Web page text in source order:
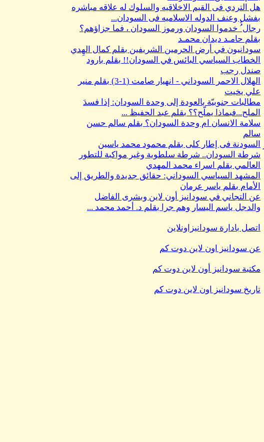
هل التردي فى القيم الاخلاقيه والسلوك له علاقه مباشره
بفشل وعنف الدوله الاسلاميه فى السودان...
رجال ُُ خدموا السودان ورموز السودان ، فما جزاؤهم؟
بقلم حامـد ديدان محمـد
سودانيون في أرض الحرمين الشريفين بقلم كمال الهِدي
الخطاب السياسي البائس في السودان!! بقلم بارود
صندل رجب
الهلال الاحمر السوداني - انهيار صامت (1-3) بقلم منير
علي يخيت
مطالبات جنوبيّة بالعودة إلى وحدة السودان: إذا فسدَ
الملح...فبماذا يملّح؟؟ بقلم عبد الحفيظ ...
سلامة الانسان ام وحدة السودان؟ بقلم سالم حسن
سالم
السودنة فى إطار كلى بقلم محمود محمد ياسين
شرطة السودان.. شرطة سلطوية وغير مواكبة للتطور
العالمي بقلم اسراء محمد المهدي
المشهد السياسي السوداني: حقائق جديدة والطريق إلى
الأمام بقلم ياسر عرمان
عن التجاني في سودانيز أون لاين وبشرى الفاضل
والدجل ياسم اليسار وهم جرا بقلم د. أحمد محمد ...
اتصل بادارة سودانيزاونلاين
عن سودانيز اون لاين دوت كم
مكتبة سودانيز أون لاين دوت كم
تاريخ سودانيز اون لاين دوت كم